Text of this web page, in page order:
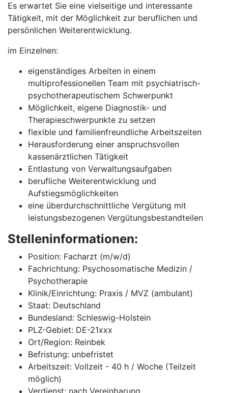
Es erwartet Sie eine vielseitige und interessante
Tätigkeit, mit der Möglichkeit zur beruflichen und
persönlichen Weiterentwicklung.
im Einzelnen:
eigenständiges Arbeiten in einem
multiprofessionellen Team mit psychiatrisch-
psychotherapeutischem Schwerpunkt
Möglichkeit, eigene Diagnostik- und
Therapieschwerpunkte zu setzen
flexible und familienfreundliche Arbeitszeiten
Herausforderung einer anspruchsvollen
kassenärztlichen Tätigkeit
Entlastung von Verwaltungsaufgaben
berufliche Weiterentwicklung und
Aufstiegsmöglichkeiten
eine überdurchschnittliche Vergütung mit
leistungsbezogenen Vergütungsbestandteilen
Stelleninformationen:
Position: Facharzt (m/w/d)
Fachrichtung: Psychosomatische Medizin /
Psychotherapie
Klinik/Einrichtung: Praxis / MVZ (ambulant)
Staat: Deutschland
Bundesland: Schleswig-Holstein
PLZ-Gebiet: DE-21xxx
Ort/Region: Reinbek
Befristung: unbefristet
Arbeitszeit: Vollzeit - 40 h / Woche (Teilzeit
möglich)
Verdienst: nach Vereinbarung